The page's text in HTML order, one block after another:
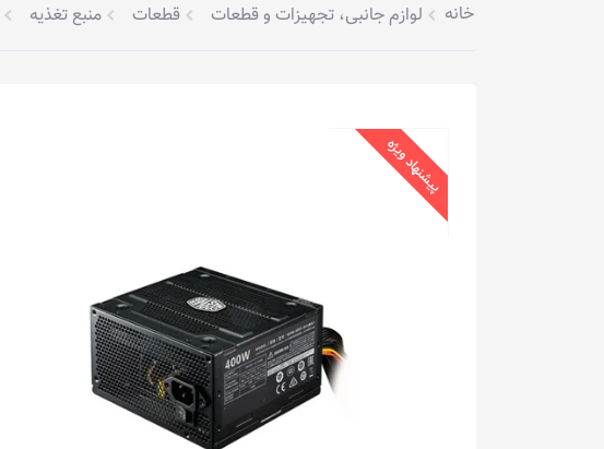
خانه لوازم جانبی، تجهیزات و قطعات قطعات منبع تغذیه
پیشنهاد ویژه